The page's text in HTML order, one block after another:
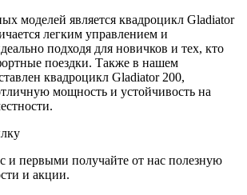
моделей является квадроцикл Gladiator
легким управлением и
подходя для новичков и тех, кто
поездки. Также в нашем
квадроцикл Gladiator 200,
мощность и устойчивость на
и первыми получайте от нас полезную
и акции.